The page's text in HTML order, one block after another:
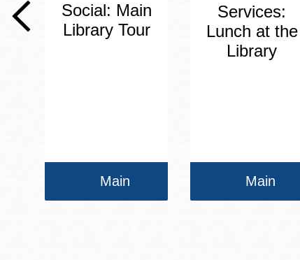
Social: Main
Library Tour
Main
Services:
Lunch at the
Library
Main